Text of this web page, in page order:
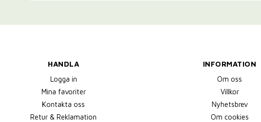
HANDLA
Logga in
Mina favoriter
Kontakta oss
Retur & Reklamation
INFORMATION
Om oss
Villkor
Nyhetsbrev
Om cookies